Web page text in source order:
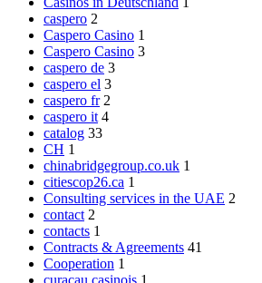
caspero 2
Caspero Casino 1
Caspero Casino 3
caspero de 3
caspero el 3
caspero fr 2
caspero it 4
catalog 33
CH 1
chinabridgegroup.co.uk 1
citiescop26.ca 1
Consulting services in the UAE 2
contact 2
contacts 1
Contracts & Agreements 41
Cooperation 1
curacau casinois 1